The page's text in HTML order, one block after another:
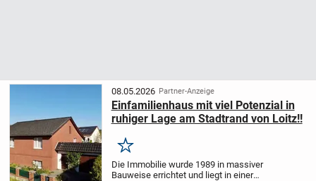
08.05.2026 Partner-Anzeige
Einfamilienhaus mit viel Potenzial in
ruhiger Lage am Stadtrand von Loitz!!
Merken
Die Immobilie wurde 1989 in massiver
Bauweise errichtet und liegt in einer